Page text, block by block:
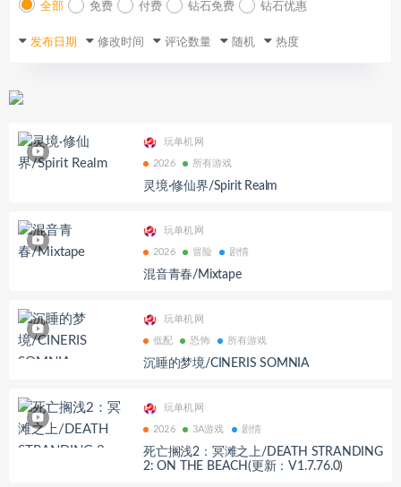
全部 免费 付费 钻石免费 钻石优惠
发布日期 修改时间 评论数量 随机 热度
玩单机网
2026 所有游戏
灵境·修仙界/Spirit Realm
玩单机网
2026 冒险 剧情
混音青春/Mixtape
玩单机网
低配 恐怖 所有游戏
沉睡的梦境/CINERIS SOMNIA
玩单机网
2026 3A游戏 剧情
死亡搁浅2：冥滩之上/DEATH STRANDING
2: ON THE BEACH(更新：V1.7.76.0)